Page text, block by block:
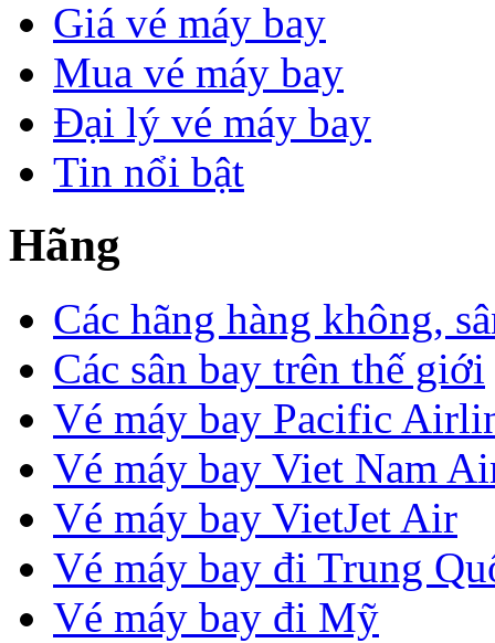
Giá vé máy bay
Mua vé máy bay
Đại lý vé máy bay
Tin nổi bật
Hãng
Các hãng hàng không,
Các sân bay trên thế giới
Vé máy bay Pacific
Vé máy bay Viet Nam
Vé máy bay VietJet Air
Vé máy bay đi Trung
Vé máy bay đi Mỹ